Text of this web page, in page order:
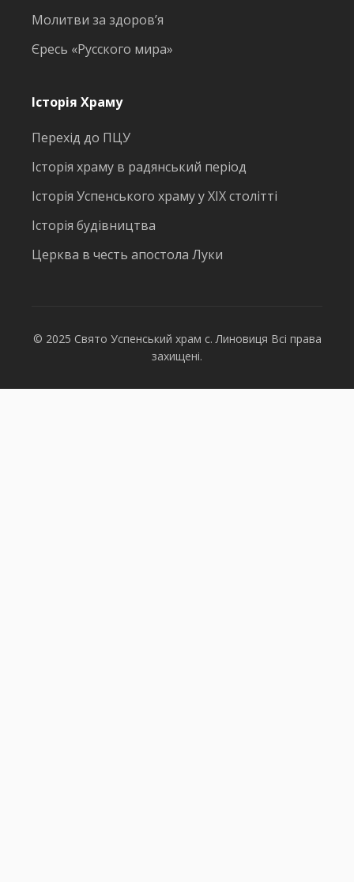
Молитви за здоров’я
Єресь «Русского мира»
Історія Храму
Перехід до ПЦУ
Історія храму в радянський період
Історія Успенського храму у ХІХ столітті
Історія будівництва
Церква в честь апостола Луки
© 2025 Свято Успенський храм с. Линовиця Всі права
захищені.